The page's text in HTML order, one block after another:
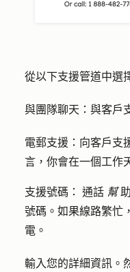
從以下支援管道中選
與團隊聊天： 與客戶
電郵支援： 向客戶支
言，你會在一個工作
支援號碼： 通話 幫
號碼。如果線路繁忙
電。
輸入您的詳細資訊 。